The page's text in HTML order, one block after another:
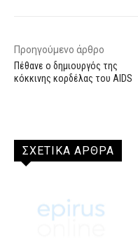
Προηγούμενο άρθρο
Πέθανε ο δημιουργός της
κόκκινης κορδέλας του AIDS
ΣΧΕΤΙΚΑ ΑΡΘΡΑ